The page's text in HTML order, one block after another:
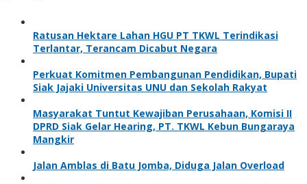
Ratusan Hektare Lahan HGU PT TKWL Terindikasi
Terlantar, Terancam Dicabut Negara
Perkuat Komitmen Pembangunan Pendidikan, Bupati
Siak Jajaki Universitas UNU dan Sekolah Rakyat
Masyarakat Tuntut Kewajiban Perusahaan, Komisi II
DPRD Siak Gelar Hearing, PT. TKWL Kebun Bungaraya
Mangkir
Jalan Amblas di Batu Jomba, Diduga Jalan Overload